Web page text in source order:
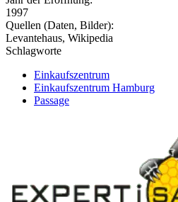
1997
Quellen (Daten, Bilder):
Levantehaus, Wikipedia
Schlagworte
Einkaufszentrum
Einkaufszentrum Hamburg
Passage